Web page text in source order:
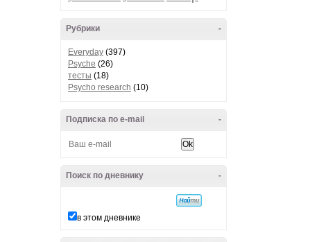
-
Рубрики
Everyday (397)
Psyche (26)
тесты (18)
Psycho research (10)
-
Подписка по e-mail
-
Поиск по дневнику
в этом дневнике